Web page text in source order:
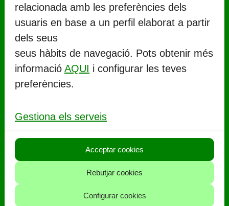
relacionada amb les preferències dels
usuaris en base a un perfil elaborat a partir
dels seus
seus hàbits de navegació. Pots obtenir més
informació AQUI i configurar les teves
preferències.
Gestiona els serveis
Acceptar cookies
Rebutjar cookies
Configurar cookies
Ajuntament de Llorenç del Penedès
Rambla Marinada, 27 (
977 67 71 06